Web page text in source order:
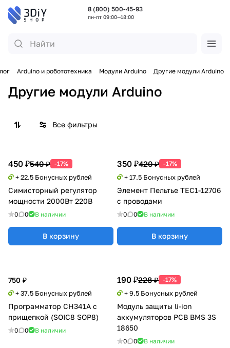
8 (800) 500-45-93
пн-пт 09:00—18:00
Arduino и робототехника Модули Arduino Другие модули Arduino
Другие модули Arduino
Все фильтры
450 ₽540 ₽ -17%
+ 22.5 Бонусных рублей
Симисторный регулятор
мощности 2000Вт 220В
0 0 В наличии
В корзину
350 ₽420 ₽ -17%
+ 17.5 Бонусных рублей
Элемент Пельтье TEC1-12706
с проводами
0 0 В наличии
В корзину
750 ₽
+ 37.5 Бонусных рублей
Программатор CH341A с
прищепкой (SOIC8 SOP8)
0 0 В наличии
190 ₽228 ₽ -17%
+ 9.5 Бонусных рублей
Модуль защиты li-ion
аккумуляторов PCB BMS 3S
18650
0 0 В наличии